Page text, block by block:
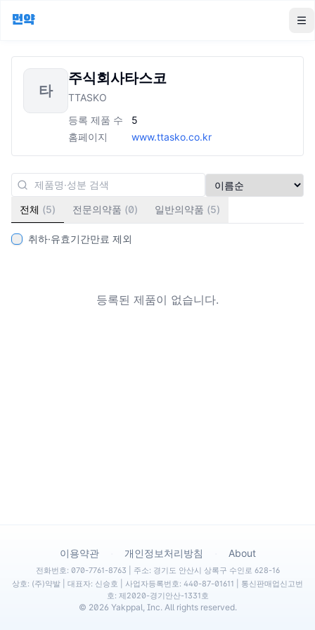
먼약
타
주식회사타스코
TTASKO
등록 제품 수
5
홈페이지
www.ttasko.co.kr
전체 (5) 전문의약품 (0) 일반의약품 (5)
취하·유효기간만료 제외
등록된 제품이 없습니다.
이용약관 개인정보처리방침 About
전화번호: 070-7761-8763 | 주소: 경기도 안산시 상록구 수인로 628-16
상호: (주)약발 | 대표자: 신승호 | 사업자등록번호: 440-87-01611 | 통신판매업신고번
호: 제2020-경기안산-1331호
© 2026 Yakppal, Inc. All rights reserved.